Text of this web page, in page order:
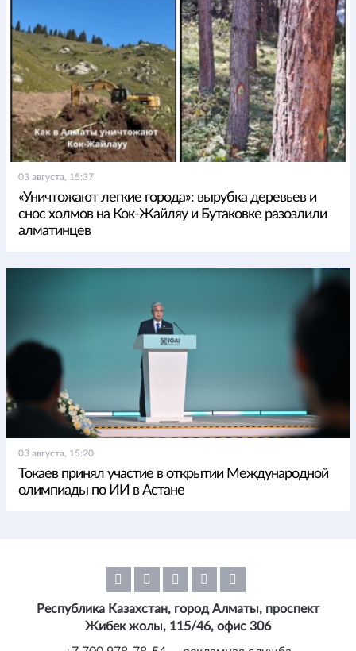
03 августа, 15:37
«Уничтожают легкие города»: вырубка деревьев и
снос холмов на Кок-Жайляу и Бутаковке разозлили
алматинцев
03 августа, 15:20
Токаев принял участие в открытии Международной
олимпиады по ИИ в Астане
Республика Казахстан, город Алматы, проспект
Жибек жолы, 115/46, офис 306